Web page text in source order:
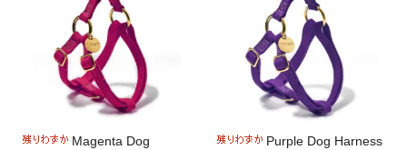
Magenta Dog
Purple Dog Harness